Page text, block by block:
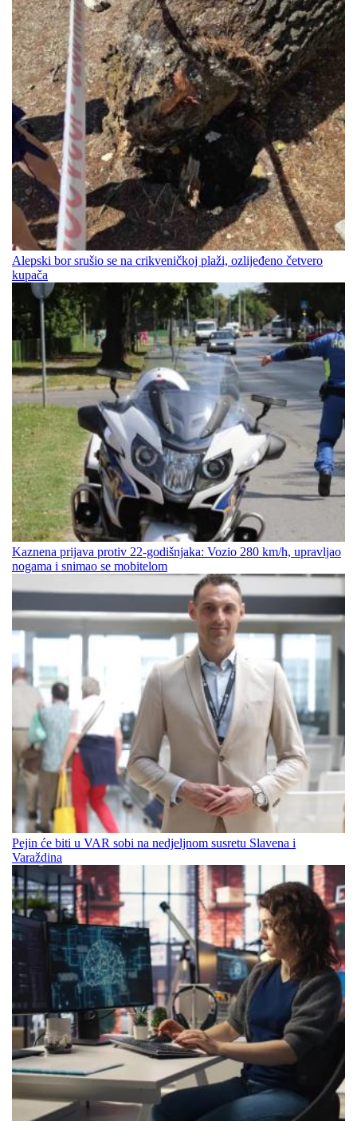
Alepski bor srušio se na crikveničkoj plaži, ozlijeđeno četvero
kupača
Kaznena prijava protiv 22-godišnjaka: Vozio 280 km/h, upravljao
nogama i snimao se mobitelom
Pejin će biti u VAR sobi na nedjeljnom susretu Slavena i
Varaždina